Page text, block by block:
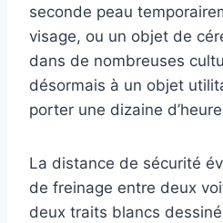
seconde peau
visage, ou un objet de
dans de nombreuses
désormais à un objet
porter une dizaine
La distance de sécurité
de freinage entre deux
deux traits blancs